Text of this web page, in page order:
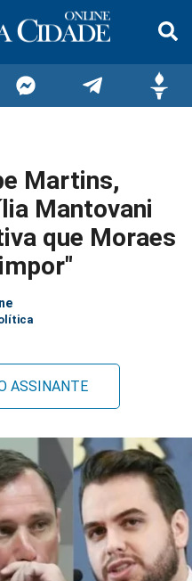
no
no
Telegram
no
Gettr
Martins,
Mantovani
que Moraes
ASSINANTE